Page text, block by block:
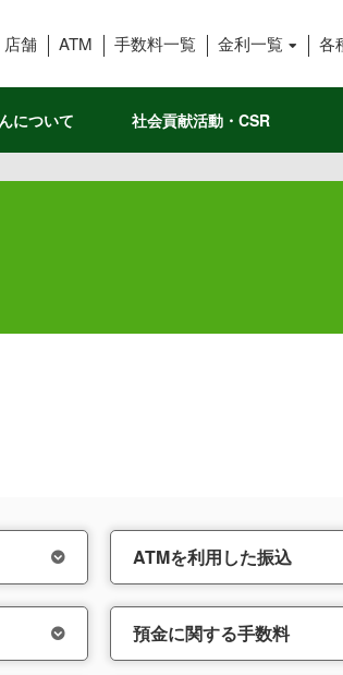
店舗 ATM 手数料一覧 金利一覧 各
について 社会貢献活動・CSR
ATMを利用した振込
預金に関する手数料